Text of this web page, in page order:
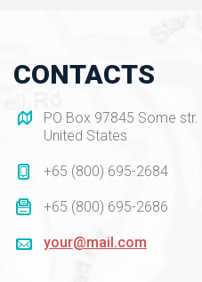
CONTACTS
PO Box 97845 Some
United State
+65 (800) 695-2684
+65 (800) 695-2686
your@mail.com